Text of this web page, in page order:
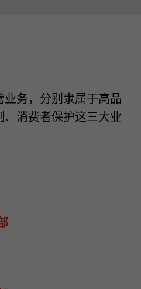
业务，分别隶属于高品
消费者保护这三大业